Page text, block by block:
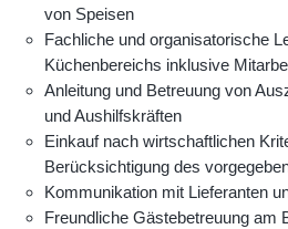
von Speisen
Fachliche und organisatorische
Küchenbereichs inklusive
Anleitung und Betreuung von
und Aushilfskräften
Einkauf nach wirtschaftlichen
Berücksichtigung des
Kommunikation mit Lieferanten
Freundliche Gästebetreuung am